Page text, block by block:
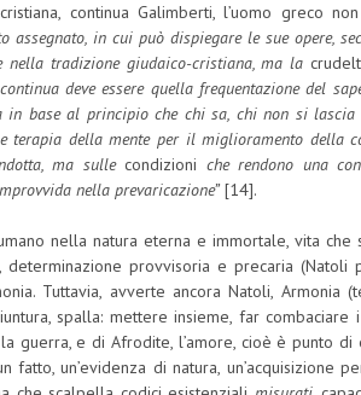
continua Galimberti, l’uomo greco
assegnato, in cui può dispiegare le sue opere,
nella tradizione giudaico-cristiana, ma la
deve essere quella frequentazione del
in base al principio che chi sa, chi non si
terapia della mente per il miglioramento della
ma sullecondizioni che rendono una
nella prevaricazione”[14].
nella natura eterna e immortale, vita
, determinazione provvisoria e precaria (Natoli
Tuttavia, avverte ancora Natoli, Armonia
spalla: mettere insieme, far combaciare
guerra, e di Afrodite, l’amore, cioè è punto
fatto, un’evidenza di natura, un’acquisizione